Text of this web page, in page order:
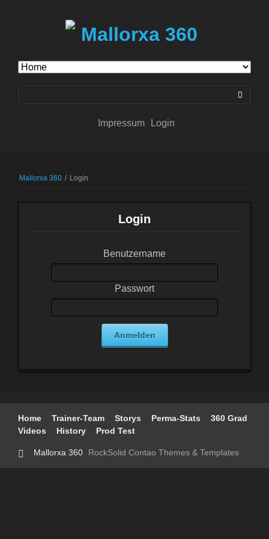
Impressum Login
Mallorxa 360 / Login
Login
Benutzername
Passwort
Anmelden
Navigation
überspringen
Home Trainer-Team Storys Perma-Stats
360 Grad
Videos
History Prod Test
Mallorxa 360 RockSolid Contao Themes & Templates